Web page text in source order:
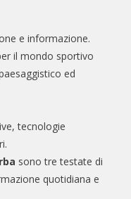
e informazione.
il mondo sportivo
ed
tecnologie
sono tre testate di
quotidiana e